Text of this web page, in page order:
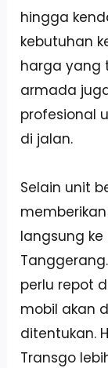
hingga
kebutuhan
harga yang
armada
profesional
di jalan.
Selain unit
langsung
perlu repot
mobil akan
ditentukan.
Transgo